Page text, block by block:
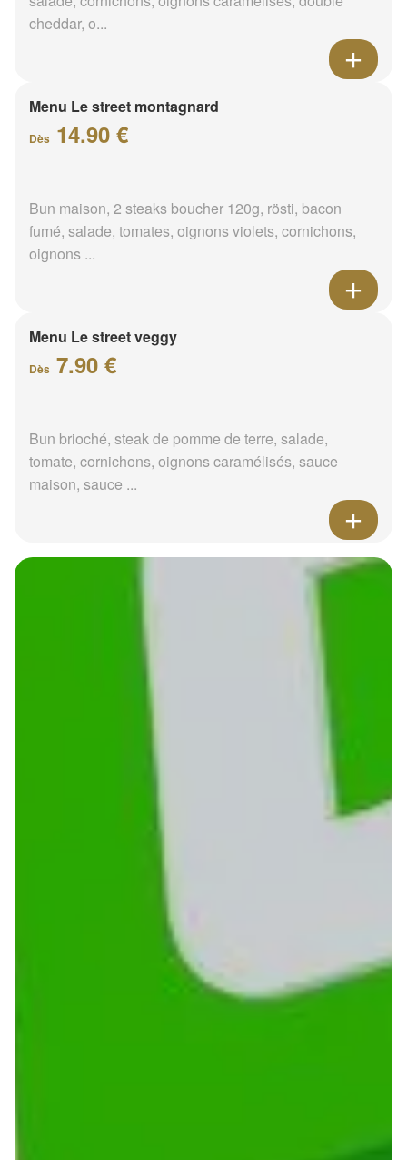
cheddar, o...
Menu Le street montagnard
Dès 14.90 €
Bun maison, 2 steaks boucher 120g, rösti, bacon
fumé, salade, tomates, oignons violets, cornichons,
oignons ...
Menu Le street veggy
Dès 7.90 €
Bun brioché, steak de pomme de terre, salade,
tomate, cornichons, oignons caramélisés, sauce
maison, sauce ...